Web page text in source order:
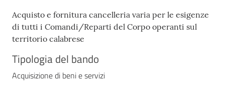
Acquisto e fornitura cancelleria varia per le esigenze
di tutti i Comandi/Reparti del Corpo operanti sul
territorio calabrese
Tipologia del bando
Acquisizione di beni e servizi